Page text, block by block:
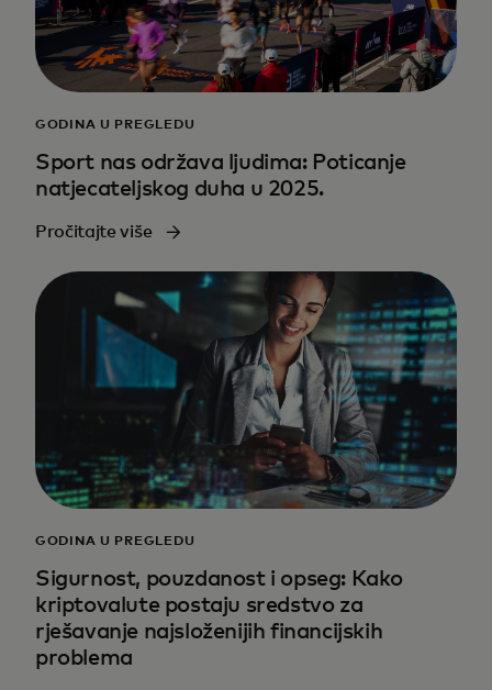
GODINA U PREGLEDU
Sport nas održava ljudima: Poticanje
natjecateljskog duha u 2025.
Pročitajte više
GODINA U PREGLEDU
Sigurnost, pouzdanost i opseg: Kako
kriptovalute postaju sredstvo za
rješavanje najsloženijih financijskih
problema